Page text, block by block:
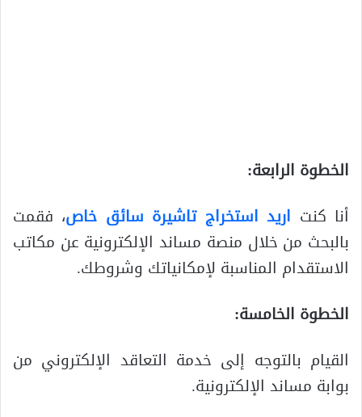
الخطوة الرابعة:
أنا كنت اريد استخراج تاشيرة سائق خاص، فقمت
بالبحث من خلال منصة مساند الإلكترونية عن مكاتب
الاستقدام المناسبة لإمكانياتك وشروطك.
الخطوة الخامسة:
القيام بالتوجه إلى خدمة التعاقد الإلكتروني من
بوابة مساند الإلكترونية.